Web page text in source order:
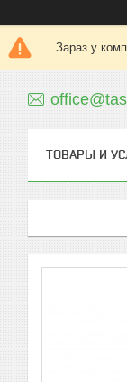
Зараз у
ТОВАРЫ И